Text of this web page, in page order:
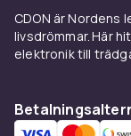
CDON är Nordens
livsdrömmar. Här
elektronik till